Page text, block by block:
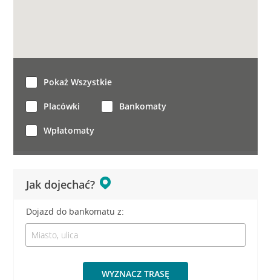
Jak dojechać?
Dojazd do bankomatu z:
WYZNACZ TRASĘ
Pokaż Wszystkie
Placówki Bankomaty
Wpłatomaty